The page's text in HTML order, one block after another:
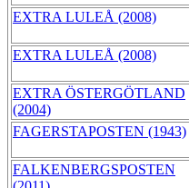
EXTRA LULEÅ (2008)
EXTRA LULEÅ (2008)
EXTRA ÖSTERGÖTLAND
(2004)
FAGERSTAPOSTEN (1943)
FALKENBERGSPOSTEN